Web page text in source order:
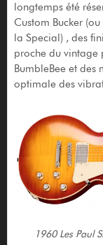
longtemps été
Custom Bucker
la Special) , des
proche du vintage
BumbleBee et des
optimale des
1960 Les Paul